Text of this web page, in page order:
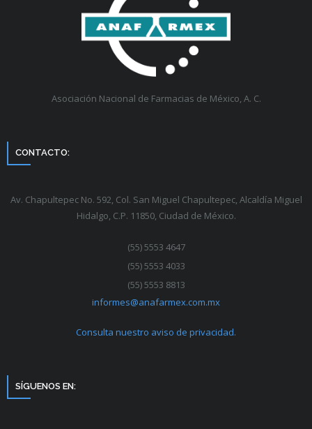
Asociación Nacional de Farmacias de México, A. C.
CONTACTO:
Av. Chapultepec No. 592, Col. San Miguel Chapultepec, Alcaldía Miguel
Hidalgo, C.P. 11850, Ciudad de México.
(55) 5553 4647
(55) 5553 4033
(55) 5553 8813
informes@anafarmex.com.mx
Consulta nuestro aviso de privacidad.
SÍGUENOS EN: